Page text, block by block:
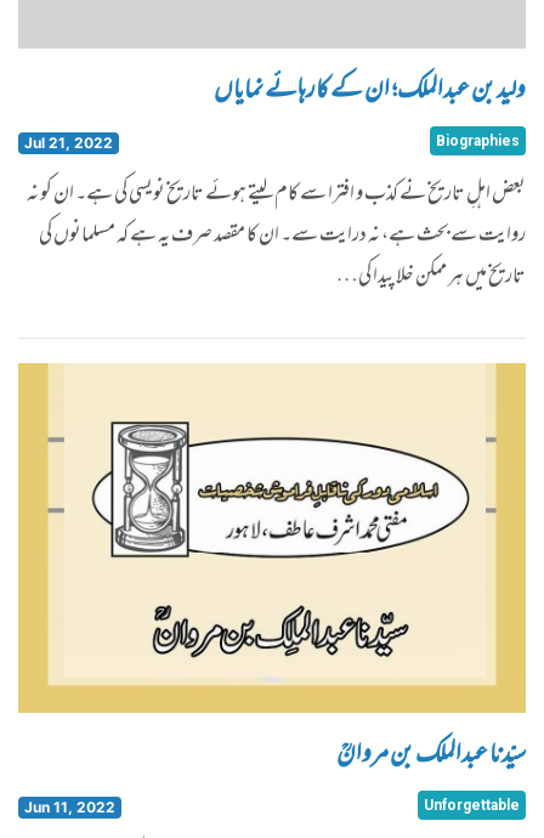
ولید بن عبدالملک؛ ان کے کارہائے نمایاں
Jul 21, 2022 Biographies
بعض اہلِ تاریخ نے کذب و افترا سے کام لیتے ہوئے تاریخ نویسی کی ہے۔ ان کو نہ
روایت سے بحث ہے، نہ درایت سے۔ ان کا مقصد صرف یہ ہے کہ مسلمانوں کی
تاریخ میں ہر ممکن خلا پیدا کی…
سیّدنا عبدالملک بن مروانؒ
Jun 11, 2022 Unforgettable